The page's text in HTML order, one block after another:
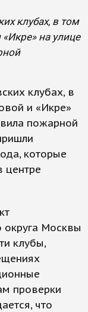
клубах, в том
на улице
клубах, в
и «Икре»
пожарной
которые
центре
округа Москвы
клубы,
проверки
что